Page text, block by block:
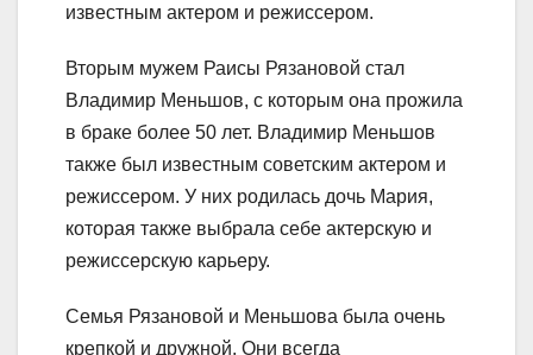
известным актером и режиссером.
Вторым мужем Раисы Рязановой стал
Владимир Меньшов, с которым она прожила
в браке более 50 лет. Владимир Меньшов
также был известным советским актером и
режиссером. У них родилась дочь Мария,
которая также выбрала себе актерскую и
режиссерскую карьеру.
Семья Рязановой и Меньшова была очень
крепкой и дружной. Они всегда